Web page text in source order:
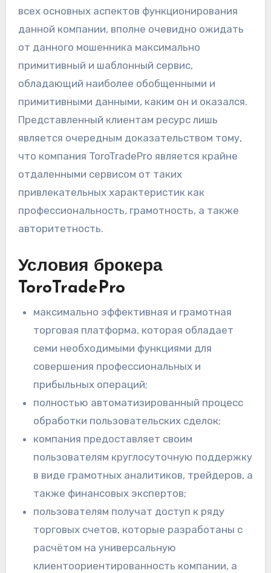
всех основных аспектов функционирования
данной компании, вполне очевидно ожидать
от данного мошенника максимально
примитивный и шаблонный сервис,
обладающий наиболее обобщенными и
примитивными данными, каким он и оказался.
Представленный клиентам ресурс лишь
является очередным доказательством тому,
что компания ToroTradePro является крайне
отдаленными сервисом от таких
привлекательных характеристик как
профессиональность, грамотность, а также
авторитетность.
Условия брокера
ToroTradePro
максимально эффективная и грамотная
торговая платформа, которая обладает
семи необходимыми функциями для
совершения профессиональных и
прибыльных операций;
полностью автоматизированный процесс
обработки пользовательских сделок;
компания предоставляет своим
пользователям круглосуточную поддержку
в виде грамотных аналитиков, трейдеров, а
также финансовых экспертов;
пользователям получат доступ к ряду
торговых счетов, которые разработаны с
расчётом на универсальную
клиентоориентированность компании, а